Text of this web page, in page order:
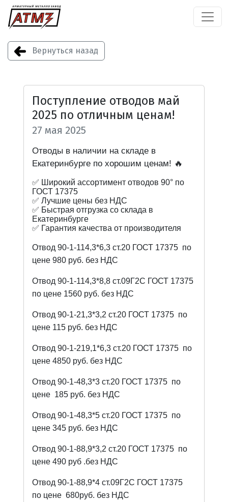
Вернуться назад
Поступление отводов май
2025 по отличным ценам!
27 мая 2025
Отводы в наличии на складе в
Екатеринбурге по хорошим ценам! 🔥
✅ Широкий ассортимент отводов 90° по
ГОСТ 17375
✅ Лучшие цены без НДС
✅ Быстрая отгрузка со склада в
Екатеринбурге
✅ Гарантия качества от производителя
Отвод 90-1-114,3*6,3 ст.20 ГОСТ 17375 по
цене 980 руб. без НДС
Отвод 90-1-114,3*8,8 ст.09Г2С ГОСТ 17375
по цене 1560 руб. без НДС
Отвод 90-1-21,3*3,2 ст.20 ГОСТ 17375 по
цене 115 руб. без НДС
Отвод 90-1-219,1*6,3 ст.20 ГОСТ 17375 по
цене 4850 руб. без НДС
Отвод 90-1-48,3*3 ст.20 ГОСТ 17375 по
цене 185 руб. без НДС
Отвод 90-1-48,3*5 ст.20 ГОСТ 17375 по
цене 345 руб. без НДС
Отвод 90-1-88,9*3,2 ст.20 ГОСТ 17375 по
цене 490 руб .без НДС
Отвод 90-1-88,9*4 ст.09Г2С ГОСТ 17375
по цене 680руб. без НДС